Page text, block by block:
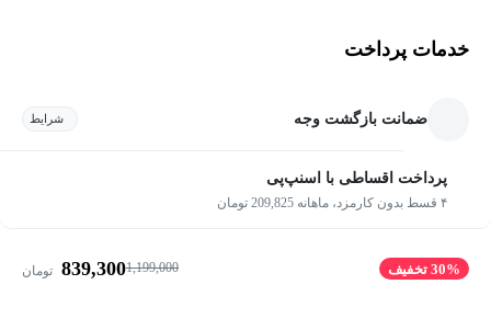
خدمات پرداخت
ضمانت بازگشت وجه شرایط
پرداخت اقساطی با اسنپ‌پی
۴ قسط بدون کارمزد، ماهانه 209,825 تومان
30% تخفیف 1,199,000
839,300 تومان